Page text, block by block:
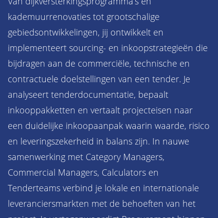
kademuurrenovaties tot grootschalige
gebiedsontwikkelingen, jij ontwikkelt en
implementeert sourcing- en inkoopstrategieën die
bijdragen aan de commerciële, technische en
contractuele doelstellingen van een tender. Je
analyseert tenderdocumentatie, bepaalt
inkooppakketten en vertaalt projecteisen naar
een duidelijke inkoopaanpak waarin waarde, risico
en leveringszekerheid in balans zijn. In nauwe
samenwerking met Category Managers,
Commercial Managers, Calculators en
Tenderteams verbind je lokale en internationale
leveranciersmarkten met de behoeften van het